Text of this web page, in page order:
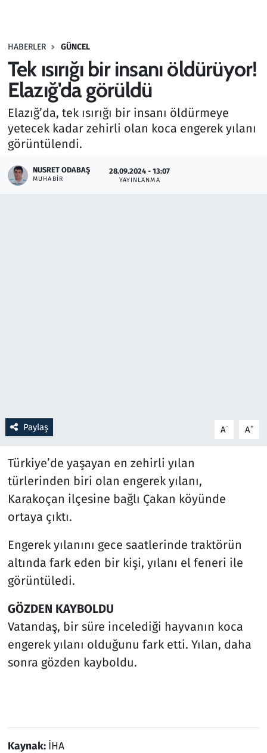
HABERLER GÜNCEL
Tek ısırığı bir insanı öldürüyor!
Elazığ'da görüldü
Elazığ’da, tek ısırığı bir insanı öldürmeye
yetecek kadar zehirli olan koca engerek yılanı
görüntülendi.
NUSRET ODABAŞ
MUHABIR
28.09.2024 - 13:07
YAYINLANMA
Paylaş A- A+
Türkiye’de yaşayan en zehirli yılan
türlerinden biri olan engerek yılanı,
Karakoçan ilçesine bağlı Çakan köyünde
ortaya çıktı.
Engerek yılanını gece saatlerinde traktörün
altında fark eden bir kişi, yılanı el feneri ile
görüntüledi.
GÖZDEN KAYBOLDU
Vatandaş, bir süre incelediği hayvanın koca
engerek yılanı olduğunu fark etti. Yılan, daha
sonra gözden kayboldu.
Kaynak: İHA
Haber
Kültür Sanat
Kurumsal Haberler
Lezzet Durağı
Memur ve Kamu
Seçim 2023
Teknoloji ve Bilim
Televizyon